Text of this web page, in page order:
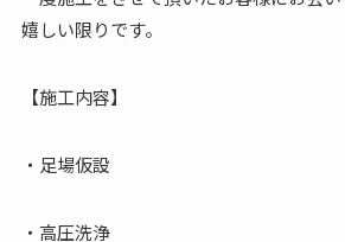
嬉しい限りです。
【施工内容】
・足場仮設
・高圧洗浄